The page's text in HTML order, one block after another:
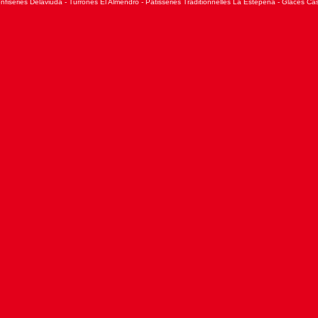
Delaviuda - Turrones El Almendro- Patisseries Traditionnelles La Estepeña - Glaces